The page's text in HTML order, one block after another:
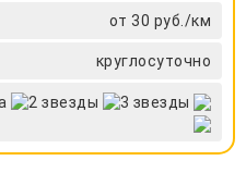
от 30 руб./км
круглосуточно